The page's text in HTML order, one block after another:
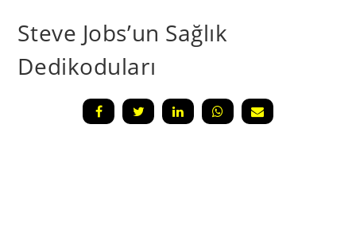
Steve Jobs’un Sağlık
Dedikoduları